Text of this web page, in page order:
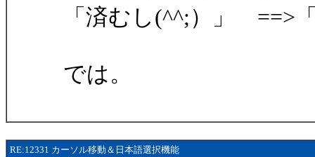
「済むし(^^;）」 ==>
では。
RE:12331 カーソル移動＆日本語選択機能